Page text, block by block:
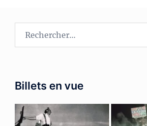
Billets en vue